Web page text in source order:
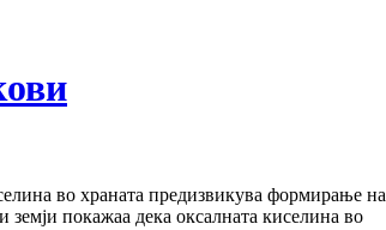
во храната предизвикува формирање на
покажаа дека оксалната киселина во